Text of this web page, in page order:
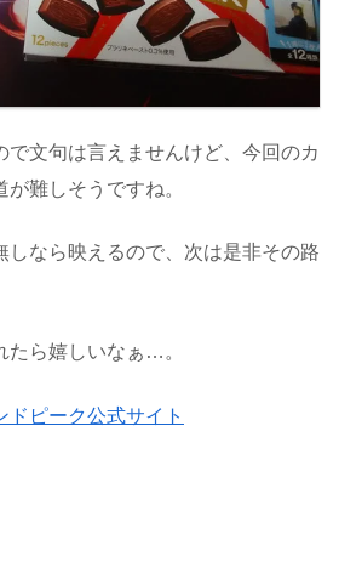
で文句は言えませんけど、今回のカ
難しそうですね。
しなら映えるので、次は是非その路
たら嬉しいなぁ…。
ドピーク公式サイト